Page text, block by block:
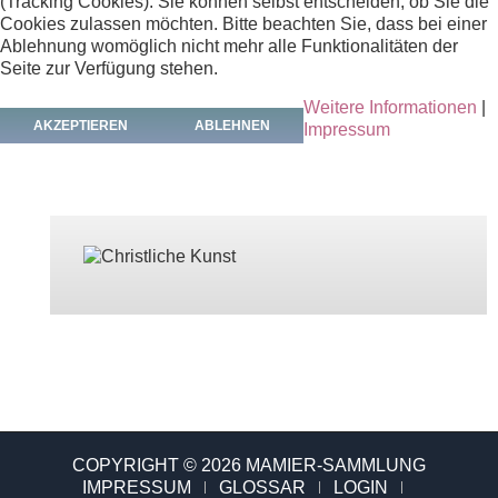
COPYRIGHT © 2026 MAMIER-SAMMLUNG
IMPRESSUM
GLOSSAR LOGIN
Cookies zulassen möchten. Bitte beachten Sie, dass bei einer
Ablehnung womöglich nicht mehr alle Funktionalitäten der
Seite zur Verfügung stehen.
AKZEPTIEREN ABLEHNEN
Weitere Informationen
Impressum